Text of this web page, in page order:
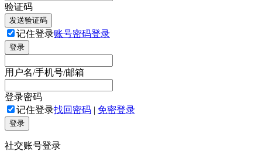
验证码
发送验证码
记住登录账号密码登录
登录
用户名/手机号/邮箱
登录密码
记住登录找回密码 | 免密登录
登录
社交账号登录